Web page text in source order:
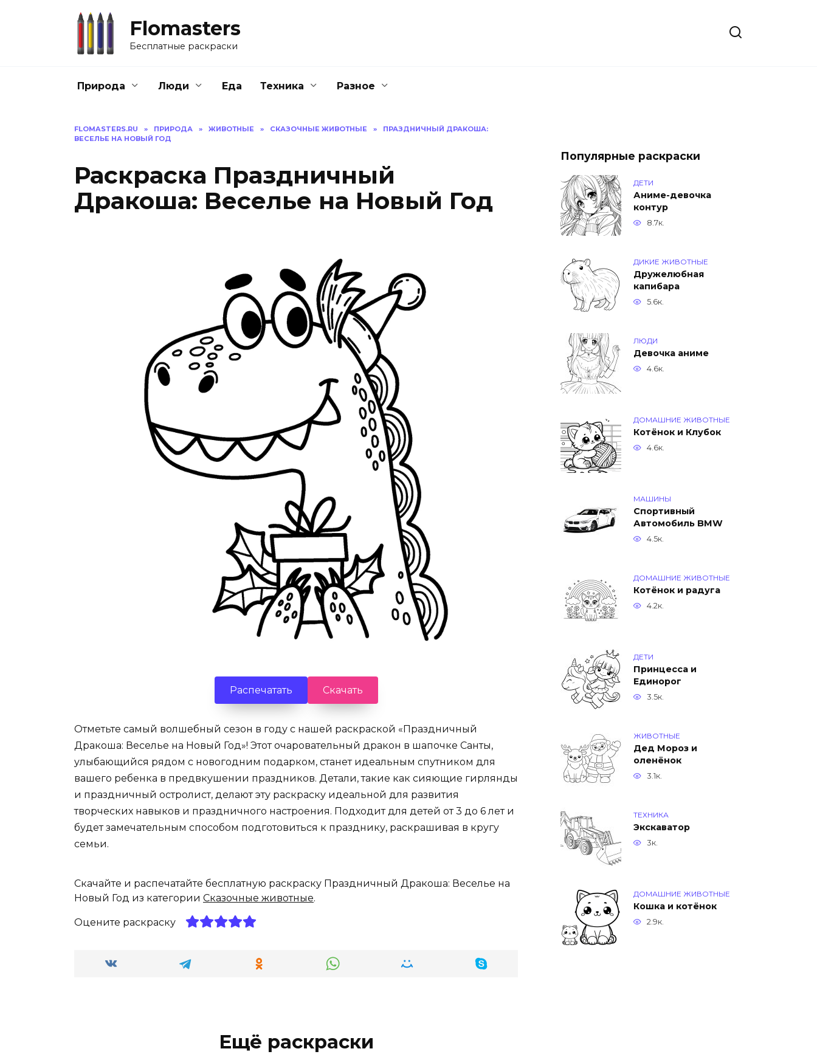
Flomasters
Бесплатные раскраски
Природа Люди Еда Техника Разное
FLOMASTERS.RU » ПРИРОДА » ЖИВОТНЫЕ » СКАЗОЧНЫЕ ЖИВОТНЫЕ »
ПРАЗДНИЧНЫЙ ДРАКОША:
ВЕСЕЛЬЕ НА НОВЫЙ ГОД
Раскраска Праздничный
Дракоша: Веселье на Новый Год
Распечатать Скачать
Отметьте самый волшебный сезон в году с нашей раскраской «Праздничный
Дракоша: Веселье на Новый Год»! Этот очаровательный дракон в шапочке Санты,
улыбающийся рядом с новогодним подарком, станет идеальным спутником для
вашего ребенка в предвкушении праздников. Детали, такие как сияющие гирлянды
и праздничный остролист, делают эту раскраску идеальной для развития
творческих навыков и праздничного настроения. Подходит для детей от 3 до 6 лет и
будет замечательным способом подготовиться к празднику, раскрашивая в кругу
семьи.
Скачайте и распечатайте бесплатную раскраску Праздничный Дракоша: Веселье на
Новый Год из категории Сказочные животные.
Оцените раскраску
Ещё раскраски
Популярные раскраски
ДЕТИ
Аниме-девочка
контур
8.7к.
ДИКИЕ ЖИВОТНЫЕ
Дружелюбная
капибара
5.6к.
ЛЮДИ
Девочка аниме
4.6к.
ДОМАШНИЕ ЖИВОТНЫЕ
Котёнок и Клубок
4.6к.
МАШИНЫ
Спортивный
Автомобиль BMW
4.5к.
ДОМАШНИЕ ЖИВОТНЫЕ
Котёнок и радуга
4.2к.
ДЕТИ
Принцесса и
Единорог
3.5к.
ЖИВОТНЫЕ
Дед Мороз и
оленёнок
3.1к.
ТЕХНИКА
Экскаватор
3к.
ДОМАШНИЕ ЖИВОТНЫЕ
Кошка и котёнок
2.9к.